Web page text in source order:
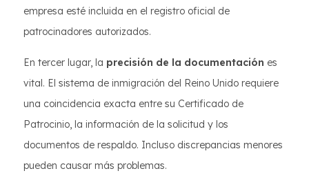
empresa esté incluida en el registro oficial de
patrocinadores autorizados.
En tercer lugar, la precisión de la documentación es
vital. El sistema de inmigración del Reino Unido requiere
una coincidencia exacta entre su Certificado de
Patrocinio, la información de la solicitud y los
documentos de respaldo. Incluso discrepancias menores
pueden causar más problemas.